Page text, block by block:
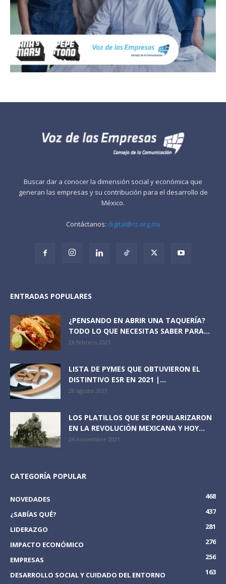
Buscar dar a conocer la dimensión social y económica que
generan las empresas y su contribución para el desarrollo de
México.
Contáctanos: digital@cc.org.mx
ENTRADAS POPULARES
¿PENSANDO EN ABRIR UNA TAQUERÍA?
TODO LO QUE NECESITAS SABER PARA...
26 febrero 2021
LISTA DE PYMES QUE OBTUVIERON EL
DISTINTIVO ESR EN 2021 |...
28 agosto 2021
LOS PLATILLOS QUE SE POPULARIZARON
EN LA REVOLUCIÓN MEXICANA Y HOY...
24 noviembre 2021
CATEGORÍA POPULAR
NOVEDADES
468
¿SABÍAS QUÉ?
437
LIDERAZGO
281
IMPACTO ECONÓMICO
276
EMPRESAS
256
DESARROLLO SOCIAL Y CUIDADO DEL ENTORNO
163